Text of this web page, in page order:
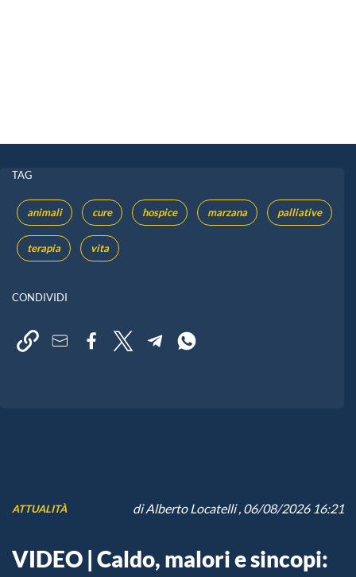
TAG
animali cure hospice marzana palliative
terapia vita
CONDIVIDI
ATTUALITÀ diAlberto Locatelli, 06/08/2026 16:21
VIDEO | Caldo, malori e sincopi: